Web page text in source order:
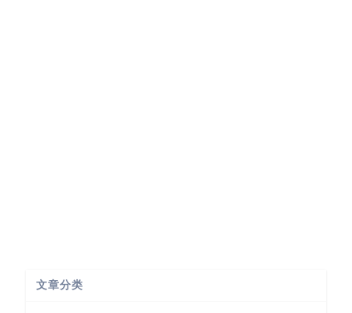
文章分类